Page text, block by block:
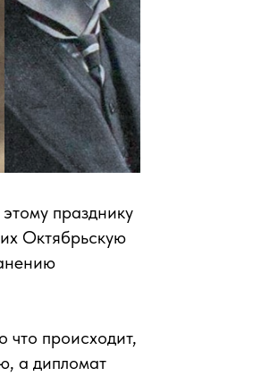
празднику
Октябрьскую
что происходит,
а дипломат